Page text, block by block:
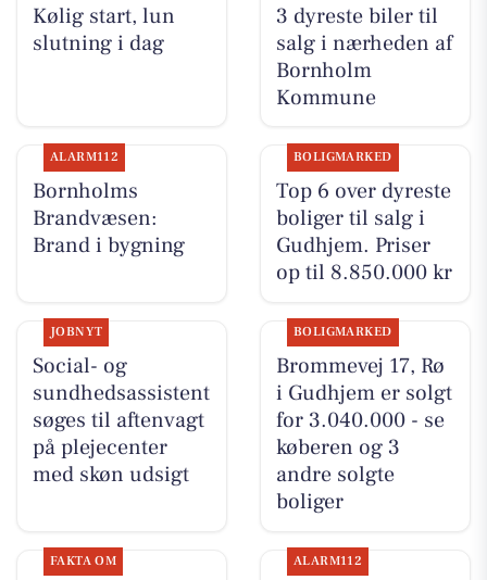
Kølig start, lun
slutning i dag
3 dyreste biler til
salg i nærheden af
Bornholm
Kommune
ALARM112
Bornholms
Brandvæsen:
Brand i bygning
BOLIGMARKED
Top 6 over dyreste
boliger til salg i
Gudhjem. Priser
op til 8.850.000 kr
JOBNYT
Social- og
sundhedsassistent
søges til aftenvagt
på plejecenter
med skøn udsigt
BOLIGMARKED
Brommevej 17, Rø
i Gudhjem er solgt
for 3.040.000 - se
køberen og 3
andre solgte
boliger
FAKTA OM ALARM112